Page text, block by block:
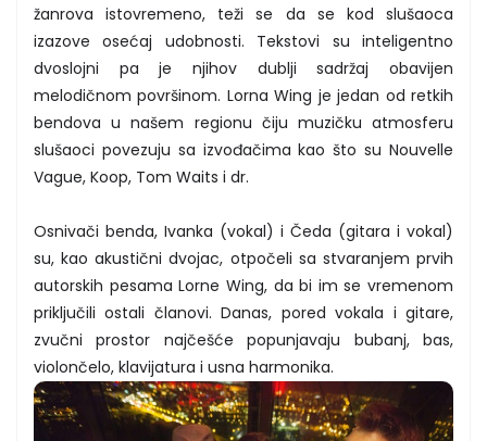
žanrova istovremeno, teži se da se kod slušaoca
izazove osećaj udobnosti. Tekstovi su inteligentno
dvoslojni pa je njihov dublji sadržaj obavijen
melodičnom površinom. Lorna Wing je jedan od retkih
bendova u našem regionu čiju muzičku atmosferu
slušaoci povezuju sa izvođačima kao što su Nouvelle
Vague, Koop, Tom Waits i dr.
Osnivači benda, Ivanka (vokal) i Čeda (gitara i vokal)
su, kao akustični dvojac, otpočeli sa stvaranjem prvih
autorskih pesama Lorne Wing, da bi im se vremenom
priključili ostali članovi. Danas, pored vokala i gitare,
zvučni prostor najčešće popunjavaju bubanj, bas,
violončelo, klavijatura i usna harmonika.